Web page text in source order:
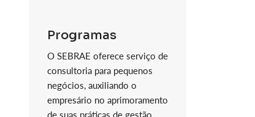
Programas
O SEBRAE oferece serviço de
consultoria para pequenos
negócios, auxiliando o
empresário no aprimoramento
de suas práticas de gestão